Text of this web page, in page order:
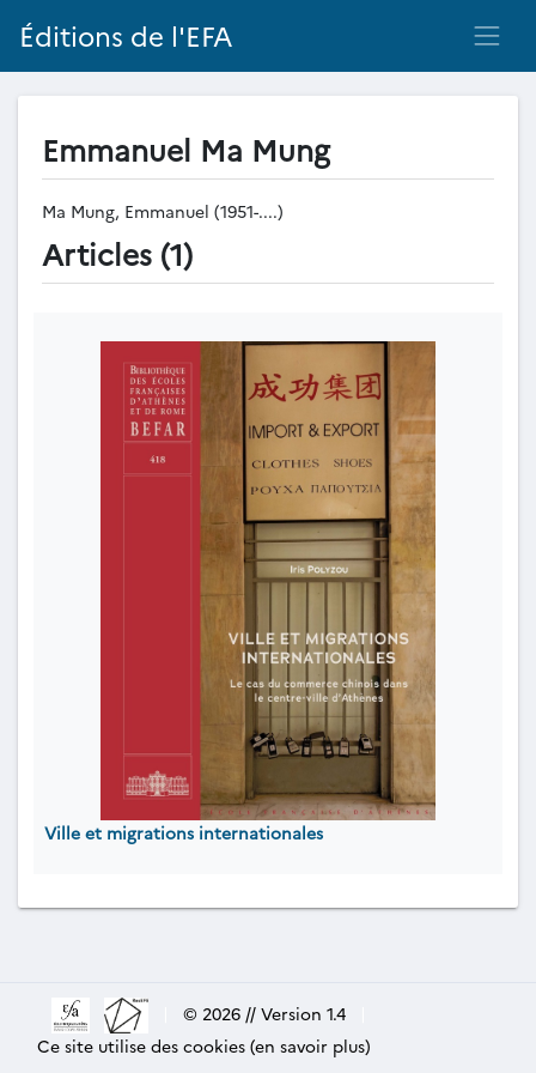
Éditions de l'EFA
Emmanuel Ma Mung
Ma Mung, Emmanuel (1951-....)
Articles (1)
Ville et migrations internationales
© 2026 // Version 1.4
Ce site utilise des cookies (en savoir plus)